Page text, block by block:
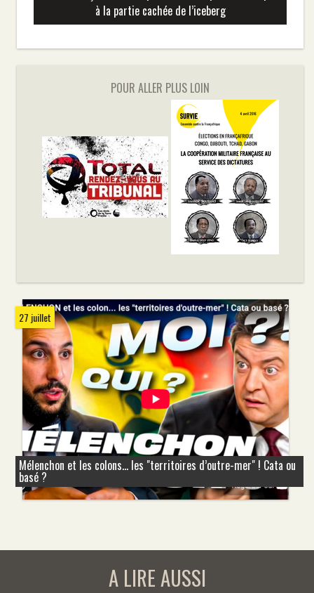
à la partie cachée de l’iceberg
POUR ALLER PLUS LOIN
27 juillet
Mélenchon et les colons... les "territoires d’outre-mer" ! Cata ou
basé ?
A LIRE AUSSI